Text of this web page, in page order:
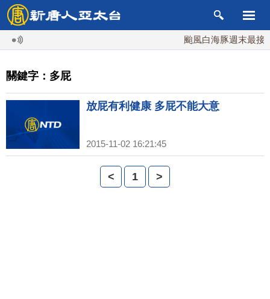
颱風白海豚週末最接
關鍵字：多屁
放屁有利健康 多屁不能大意
2015-11-02 16:21:45
< 1 >